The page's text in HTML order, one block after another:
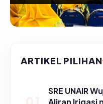
ARTIKEL PILIHAN
SRE UNAIR
Aliran Irigasi